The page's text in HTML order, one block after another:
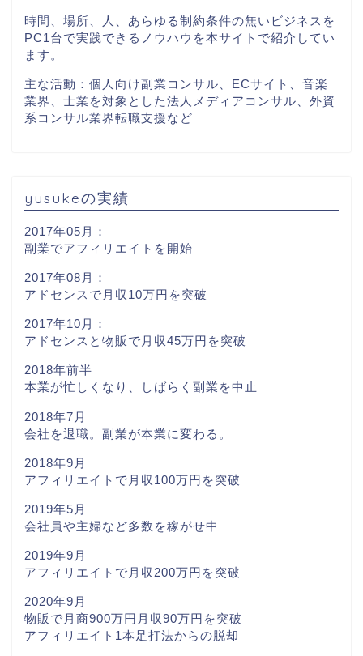
時間、場所、人、あらゆる制約条件の無いビジネスを
PC1台で実践できるノウハウを本サイトで紹介してい
ます。
主な活動：個人向け副業コンサル、ECサイト、音楽
業界、士業を対象とした法人メディアコンサル、外資
系コンサル業界転職支援など
yusukeの実績
2017年05月：
副業でアフィリエイトを開始
2017年08月：
アドセンスで月収10万円を突破
2017年10月：
アドセンスと物販で月収45万円を突破
2018年前半
本業が忙しくなり、しばらく副業を中止
2018年7月
会社を退職。副業が本業に変わる。
2018年9月
アフィリエイトで月収100万円を突破
2019年5月
会社員や主婦など多数を稼がせ中
2019年9月
アフィリエイトで月収200万円を突破
2020年9月
物販で月商900万円月収90万円を突破
アフィリエイト1本足打法からの脱却